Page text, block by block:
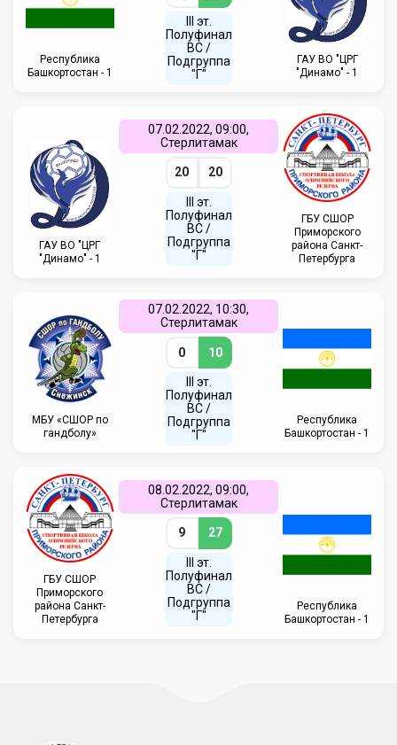
Республика
Башкортостан - 1
III эт.
Полуфинал
ВC /
Подгруппа
"Г"
ГАУ ВО "ЦРГ
"Динамо" - 1
ГАУ ВО "ЦРГ
"Динамо" - 1
07.02.2022, 09:00,
Стерлитамак
20 20
III эт.
Полуфинал
ВC /
Подгруппа
"Г"
ГБУ СШОР
Приморского
района Санкт-
Петербурга
МБУ «СШОР по
гандболу»
07.02.2022, 10:30,
Стерлитамак
0 10
III эт.
Полуфинал
ВC /
Подгруппа
"Г"
Республика
Башкортостан - 1
ГБУ СШОР
Приморского
района Санкт-
Петербурга
08.02.2022, 09:00,
Стерлитамак
9 27
III эт.
Полуфинал
ВC /
Подгруппа
"Г"
Республика
Башкортостан - 1